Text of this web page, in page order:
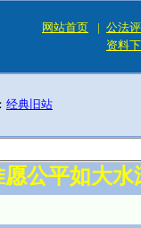
网站首页 | 公法
资料
经典旧站
愿公平如大